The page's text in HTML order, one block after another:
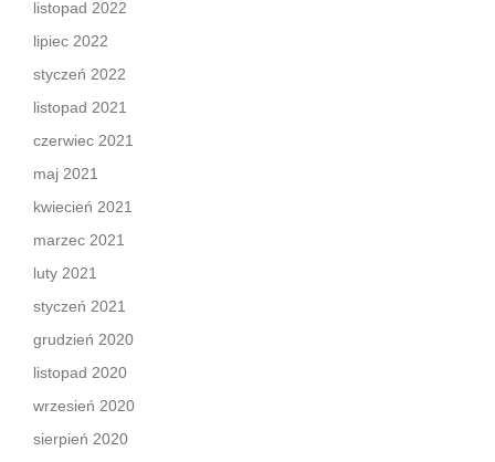
listopad 2022
lipiec 2022
styczeń 2022
listopad 2021
czerwiec 2021
maj 2021
kwiecień 2021
marzec 2021
luty 2021
styczeń 2021
grudzień 2020
listopad 2020
wrzesień 2020
sierpień 2020